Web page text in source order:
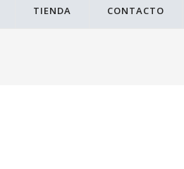
TIENDA CONTACTO